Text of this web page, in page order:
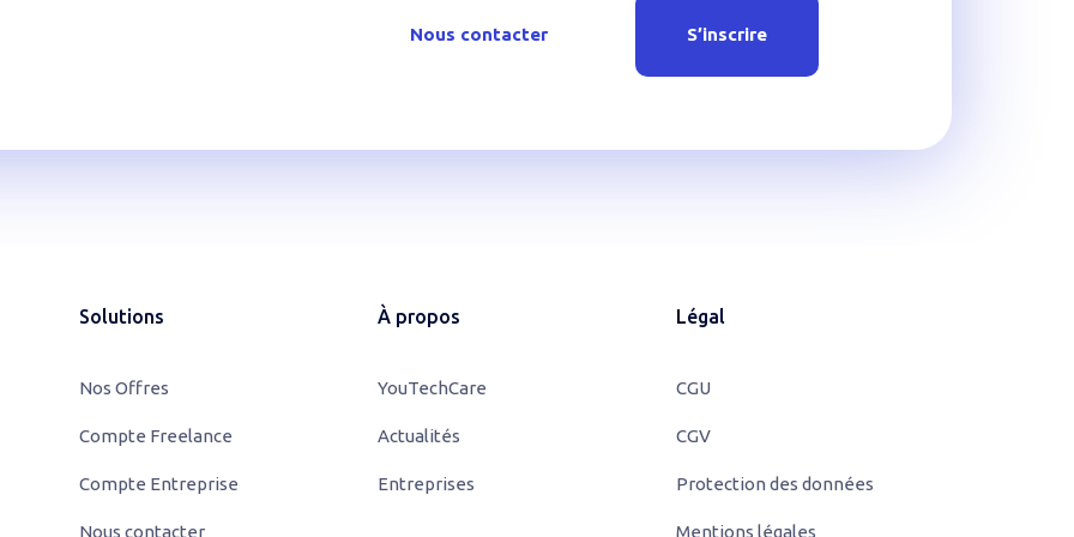
Nous contacter S’inscrire
Solutions
Nos Offres
Compte Freelance
Compte Entreprise
Nous contacter
À propos
YouTechCare
Actualités
Entreprises
Légal
CGU
CGV
Protection des données
Mentions légales